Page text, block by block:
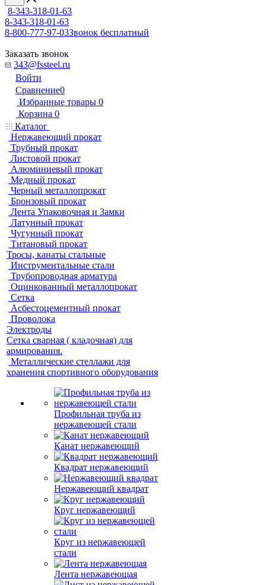
8-343-318-01-63
8-343-318-01-63
8-800-777-97-03Звонок бесплатный
Заказать звонок
343@fssteel.ru
Войти
Сравнение0
Избранные товары 0
Корзина 0
Каталог
Нержавеющий прокат
Трубный прокат
Листовой прокат
Алюминиевый прокат
Медный прокат
Черный металлопрокат
Бронзовый прокат
Лента Упаковочная и Замки
Латунный прокат
Чугунный прокат
Титановый прокат
Тросы, канаты стальные
Инструментальные стали
Трубопроводная арматура
Оцинкованный металлопрокат
Сетка
Асбестоцементный прокат
Проволока
Электроды
Сетка сварная ( кладочная) для
армирования.
Металлические стеллажи для
хранения спортивного оборудования
Профильная труба из
нержавеющей стали
Канат нержавеющий
Квадрат нержавеющий
Нержавеющий квадрат
Круг нержавеющий
Круг из нержавеющей
стали
Лента нержавеющая